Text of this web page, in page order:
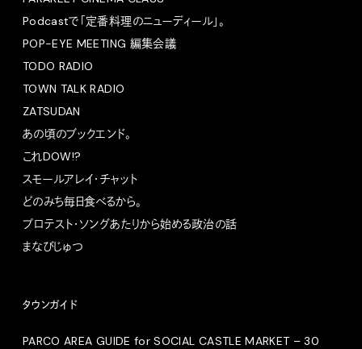
Podcastで「定番料理のニューディール」。
POP-EYE MEETING 編集会議
TODO RADIO
TOWN TALK RADIO
ZATSUDAN
あの頃のブックエンド。
これDOW!?
スモールアレイ・チャット
どのみち毎日食べるから。
プロテスト・ソングあたりから始める政治の話
まなびじゅつ
タウンガイド
PARCO AREA GUIDE for SOCIAL CASTLE MARKET – 30